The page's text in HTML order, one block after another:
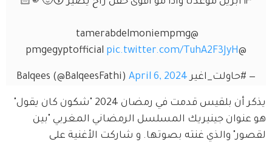
@tamerabdelmoniempmg
@pmgegyptofficial
pic.twitter.com/TuhA2F3JyH
— #حاولت_اغير Balqees (@BalqeesFathi)April 6, 2024
يذكر أن بلقيس قدمت في رمضان 2024 "شكون كان يقول"
هو عنوان جينيريك المسلسل الرمضاني المغربي "بين
لقصور" والذي غنته بصوتها. و شاركت الأغنية على